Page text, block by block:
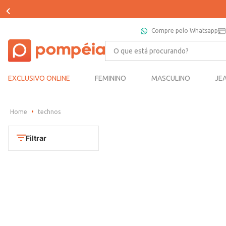
Compre pelo Whatsapp
O que está procurando?
EXCLUSIVO ONLINE FEMININO MASCULINO
technos
Filtrar